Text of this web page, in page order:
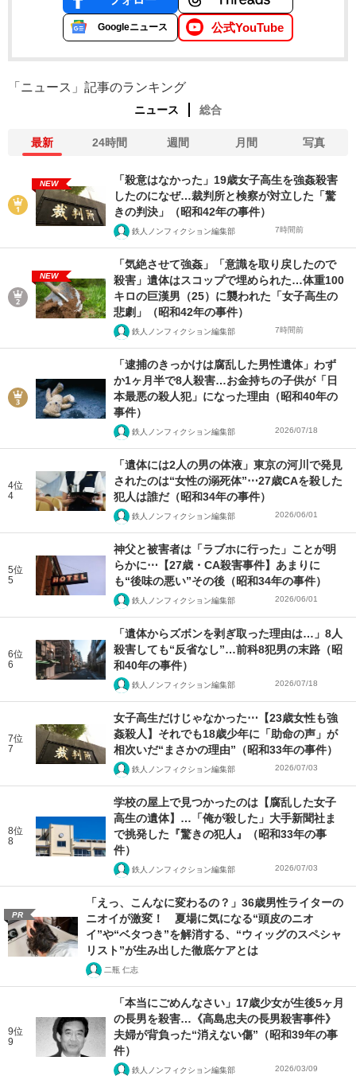
Googleニュース 公式YouTube
「ニュース」記事のランキング
ニュース 総合
最新 24時間 週間 月間 写真
NEW
「殺意はなかった」19歳女子高生を強姦殺害
したのになぜ…裁判所と検察が対立した「驚
きの判決」（昭和42年の事件）
鉄人ノンフィクション編集部 7時間前
NEW
「気絶させて強姦」「意識を取り戻したので
殺害」遺体はスコップで埋められた…体重100
キロの巨漢男（25）に襲われた「女子高生の
悲劇」（昭和42年の事件）
鉄人ノンフィクション編集部 7時間前
「逮捕のきっかけは腐乱した男性遺体」わず
か1ヶ月半で8人殺害…お金持ちの子供が「日
本最悪の殺人犯」になった理由（昭和40年の
事件）
鉄人ノンフィクション編集部 2026/07/18
4位
4
「遺体には2人の男の体液」東京の河川で発見
されたのは“女性の溺死体”⋯27歳CAを殺した
犯人は誰だ（昭和34年の事件）
鉄人ノンフィクション編集部 2026/06/01
5位
5
神父と被害者は「ラブホに行った」ことが明
らかに⋯【27歳・CA殺害事件】あまりに
も“後味の悪い”その後（昭和34年の事件）
鉄人ノンフィクション編集部 2026/06/01
6位
6
「遺体からズボンを剥ぎ取った理由は…」8人
殺害しても“反省なし”…前科8犯男の末路（昭
和40年の事件）
鉄人ノンフィクション編集部 2026/07/18
7位
7
女子高生だけじゃなかった⋯【23歳女性も強
姦殺人】それでも18歳少年に「助命の声」が
相次いだ“まさかの理由”（昭和33年の事件）
鉄人ノンフィクション編集部 2026/07/03
8位
8
学校の屋上で見つかったのは【腐乱した女子
高生の遺体】…「俺が殺した」大手新聞社ま
で挑発した『驚きの犯人』（昭和33年の事
件）
鉄人ノンフィクション編集部 2026/07/03
PR
「えっ、こんなに変わるの？」36歳男性ライターの
ニオイが激変！ 夏場に気になる“頭皮のニオ
イ”や“ベタつき”を解消する、“ウィッグのスペシャ
リスト”が生み出した徹底ケアとは
二瓶 仁志
9位
9
「本当にごめんなさい」17歳少女が生後5ヶ月
の長男を殺害…《高島忠夫の長男殺害事件》
夫婦が背負った“消えない傷”（昭和39年の事
件）
鉄人ノンフィクション編集部 2026/03/09